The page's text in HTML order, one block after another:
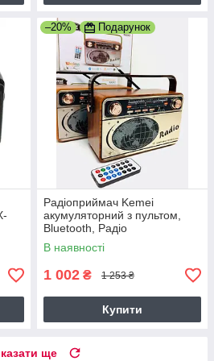
–20% Подарунок
Радіоприймач Kemei
акумуляторний з пультом,
Bluetooth, Радіо
В наявності
1 002 ₴ 1 253 ₴
Купити
ще